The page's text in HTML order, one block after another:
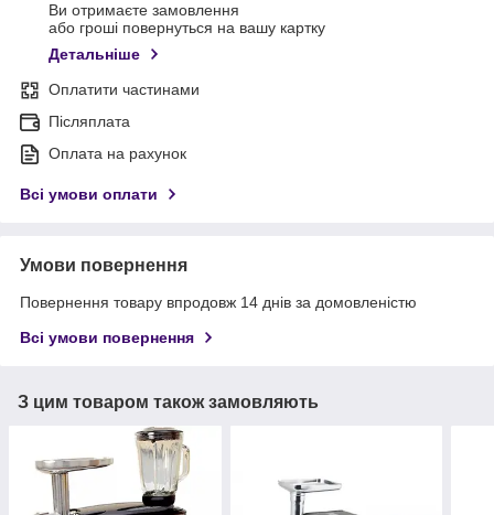
Ви отримаєте замовлення
або гроші повернуться на вашу картку
Детальніше
Оплатити частинами
Післяплата
Оплата на рахунок
Всі умови оплати
Умови повернення
Повернення товару впродовж 14 днів за домовленістю
Всі умови повернення
З цим товаром також замовляють